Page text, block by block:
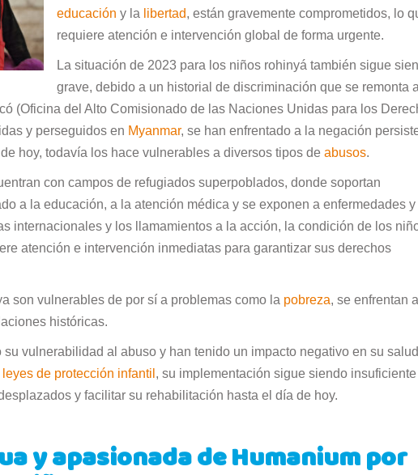
educación y la libertad, están gravemente comprometidos, lo
requiere atención e intervención global de forma urgente.
La situación de 2023 para los niños rohinyá también sigue
grave, debido a un historial de discriminación que se remonta
(Oficina del Alto Comisionado de las Naciones Unidas para los
y perseguidos en Myanmar, se han enfrentado a la negación
hoy, todavía los hace vulnerables a diversos tipos de abusos.
con campos de refugiados superpoblados, donde soportan
a la educación, a la atención médica y se exponen a enfermedades y
internacionales y los llamamientos a la acción, la condición de los
atención e intervención inmediatas para garantizar sus derechos
son vulnerables de por sí a problemas como la pobreza, se enfrentan a
históricas.
vulnerabilidad al abuso y han tenido un impacto negativo en su salud
leyes de protección infantil , su implementación sigue siendo insuficiente
y facilitar su rehabilitación hasta el día de hoy.
y apasionada de Humanium por